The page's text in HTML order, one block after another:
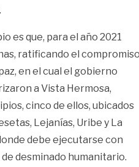
es que, para el año 2021
ratificando el
en el cual el gobierno
a Vista Hermosa,
cinco de ellos, ubicados
Lejanías, Uribe y La
debe ejecutarse con
desminado humanitario.